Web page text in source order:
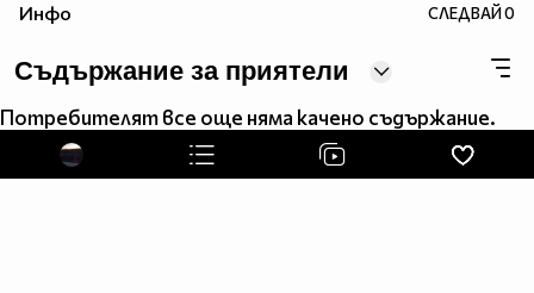
Инфо СЛЕДВАЙ0
Съдържание за приятели
Потребителят все още няма качено съдържание.